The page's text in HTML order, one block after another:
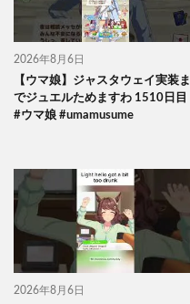
2026年8月6日
【ウマ娘】ジャスタウェイ実装ま
でジュエルためますわ 1510日目
#ウマ娘 #umamusume
2026年8月6日